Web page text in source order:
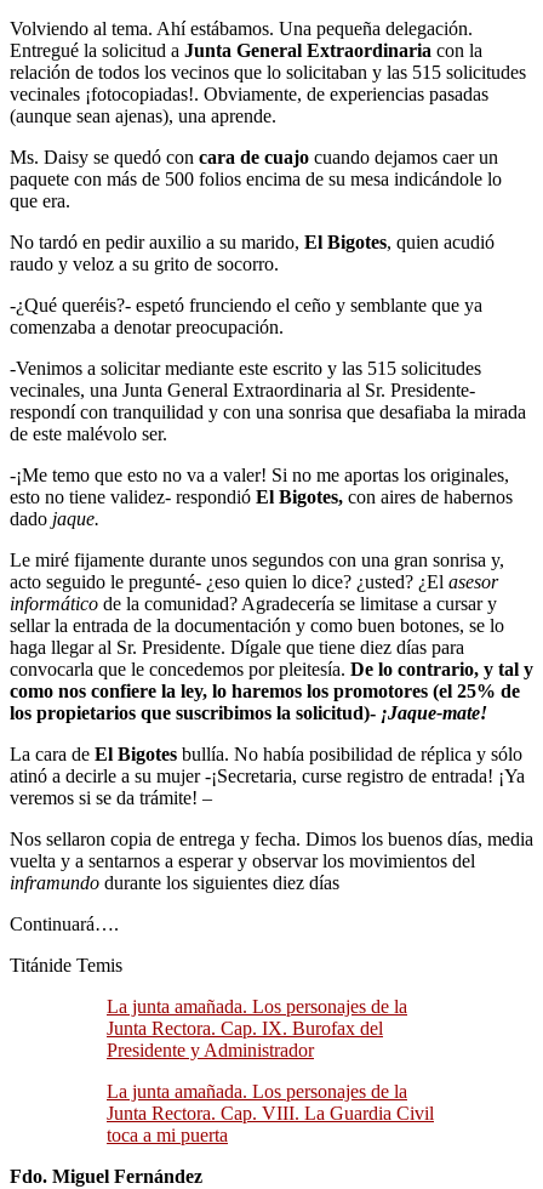
Volviendo al tema. Ahí estábamos. Una pequeña delegación.
Entregué la solicitud a Junta General Extraordinaria con la
relación de todos los vecinos que lo solicitaban y las 515 solicitudes
vecinales ¡fotocopiadas!. Obviamente, de experiencias pasadas
(aunque sean ajenas), una aprende.
Ms. Daisy se quedó con cara de cuajo cuando dejamos caer un
paquete con más de 500 folios encima de su mesa indicándole lo
que era.
No tardó en pedir auxilio a su marido, El Bigotes, quien acudió
raudo y veloz a su grito de socorro.
-¿Qué queréis?- espetó frunciendo el ceño y semblante que ya
comenzaba a denotar preocupación.
-Venimos a solicitar mediante este escrito y las 515 solicitudes
vecinales, una Junta General Extraordinaria al Sr. Presidente-
respondí con tranquilidad y con una sonrisa que desafiaba la mirada
de este malévolo ser.
-¡Me temo que esto no va a valer! Si no me aportas los originales,
esto no tiene validez- respondió El Bigotes, con aires de habernos
dado jaque.
Le miré fijamente durante unos segundos con una gran sonrisa y,
acto seguido le pregunté- ¿eso quien lo dice? ¿usted? ¿El asesor
informático de la comunidad? Agradecería se limitase a cursar y
sellar la entrada de la documentación y como buen botones, se lo
haga llegar al Sr. Presidente. Dígale que tiene diez días para
convocarla que le concedemos por pleitesía. De lo contrario, y tal y
como nos confiere la ley, lo haremos los promotores (el 25% de
los propietarios que suscribimos la solicitud)- ¡Jaque-mate!
La cara de El Bigotes bullía. No había posibilidad de réplica y sólo
atinó a decirle a su mujer -¡Secretaria, curse registro de entrada! ¡Ya
veremos si se da trámite! –
Nos sellaron copia de entrega y fecha. Dimos los buenos días, media
vuelta y a sentarnos a esperar y observar los movimientos del
inframundo durante los siguientes diez días
Continuará….
Titánide Temis
La junta amañada. Los personajes de la
Junta Rectora. Cap. IX. Burofax del
Presidente y Administrador
La junta amañada. Los personajes de la
Junta Rectora. Cap. VIII. La Guardia Civil
toca a mi puerta
Fdo. Miguel Fernández